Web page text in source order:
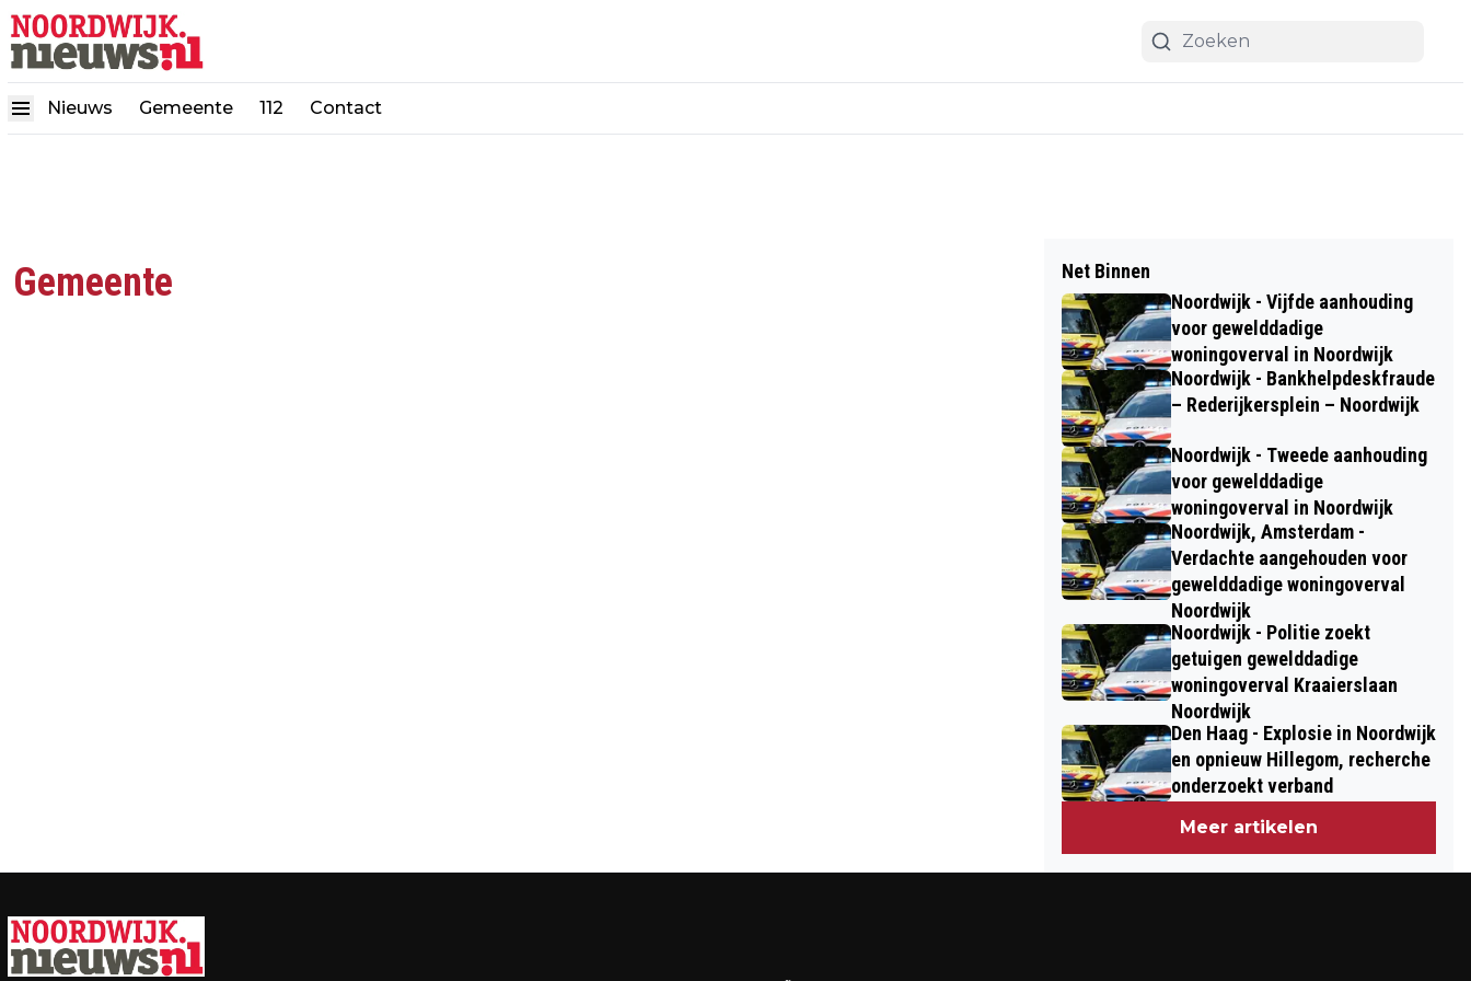
Nieuws Gemeente 112 Contact
Gemeente
Net Binnen
Noordwijk - Vijfde aanhouding
voor gewelddadige
woningoverval in Noordwijk
Noordwijk - Bankhelpdeskfraude
– Rederijkersplein – Noordwijk
Noordwijk - Tweede aanhouding
voor gewelddadige
woningoverval in Noordwijk
Noordwijk, Amsterdam -
Verdachte aangehouden voor
gewelddadige woningoverval
Noordwijk
Noordwijk - Politie zoekt
getuigen gewelddadige
woningoverval Kraaierslaan
Noordwijk
Den Haag - Explosie in Noordwijk
en opnieuw Hillegom, recherche
onderzoekt verband
Meer artikelen